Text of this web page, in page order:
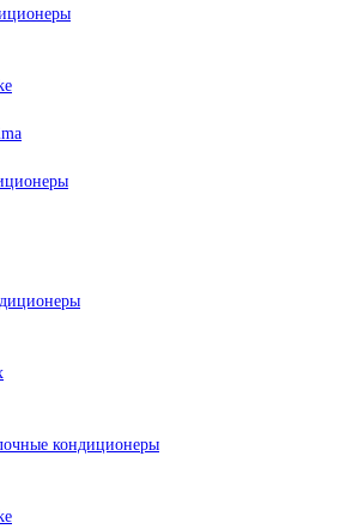
кондиционеры